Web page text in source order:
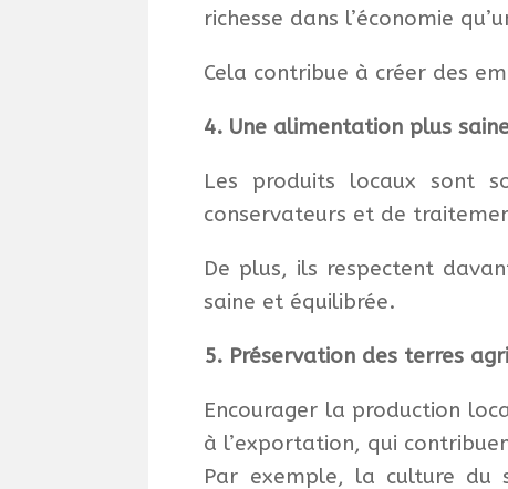
richesse dans l’économie
Cela contribue à créer des
4. Une alimentation plus
Les produits locaux sont
conservateurs et de
De plus, ils respectent
saine et équilibrée.
5. Préservation des terres
Encourager la production
à l’exportation, qui
Par exemple, la culture du